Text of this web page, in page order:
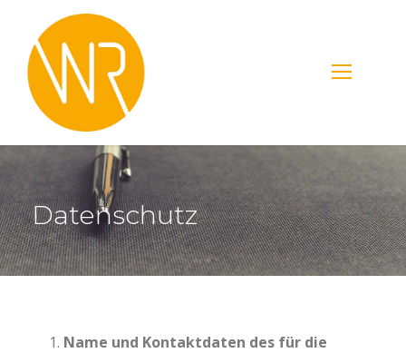
Datenschutz
Name und Kontaktdaten des für die